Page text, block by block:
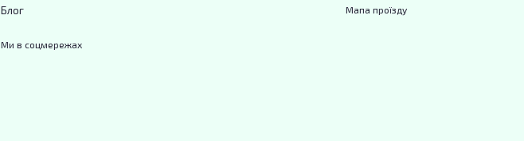
Блог
Ми в соцмережах
Мапа проїзду